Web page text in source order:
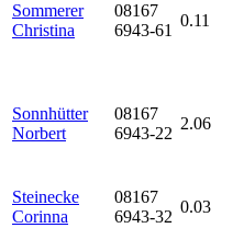
Sommerer
Christina
08167
6943-61
0.11
Sonnhütter
Norbert
08167
6943-22
2.06
Steinecke
Corinna
08167
6943-32
0.03